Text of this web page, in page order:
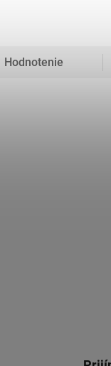
Hodnotenie